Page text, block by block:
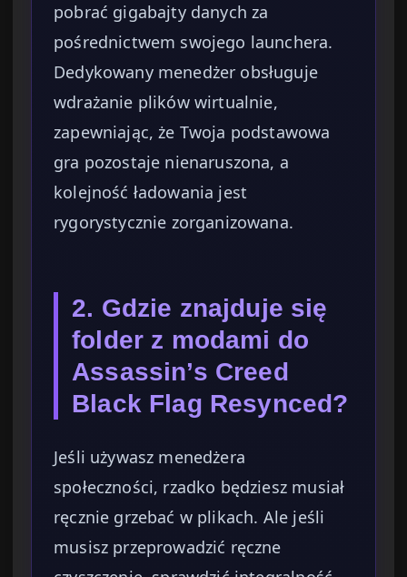
pobrać gigabajty danych za
pośrednictwem swojego launchera.
Dedykowany menedżer obsługuje
wdrażanie plików wirtualnie,
zapewniając, że Twoja podstawowa
gra pozostaje nienaruszona, a
kolejność ładowania jest
rygorystycznie zorganizowana.
2. Gdzie znajduje się
folder z modami do
Assassin’s Creed
Black Flag Resynced?
Jeśli używasz menedżera
społeczności, rzadko będziesz musiał
ręcznie grzebać w plikach. Ale jeśli
musisz przeprowadzić ręczne